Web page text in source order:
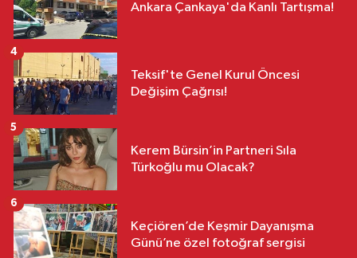
Ankara Çankaya'da Kanlı Tartışma!
Teksif'te Genel Kurul Öncesi
Değişim Çağrısı!
4
Kerem Bürsin’in Partneri Sıla
Türkoğlu mu Olacak?
5
Keçiören’de Keşmir Dayanışma
Günü’ne özel fotoğraf sergisi
6